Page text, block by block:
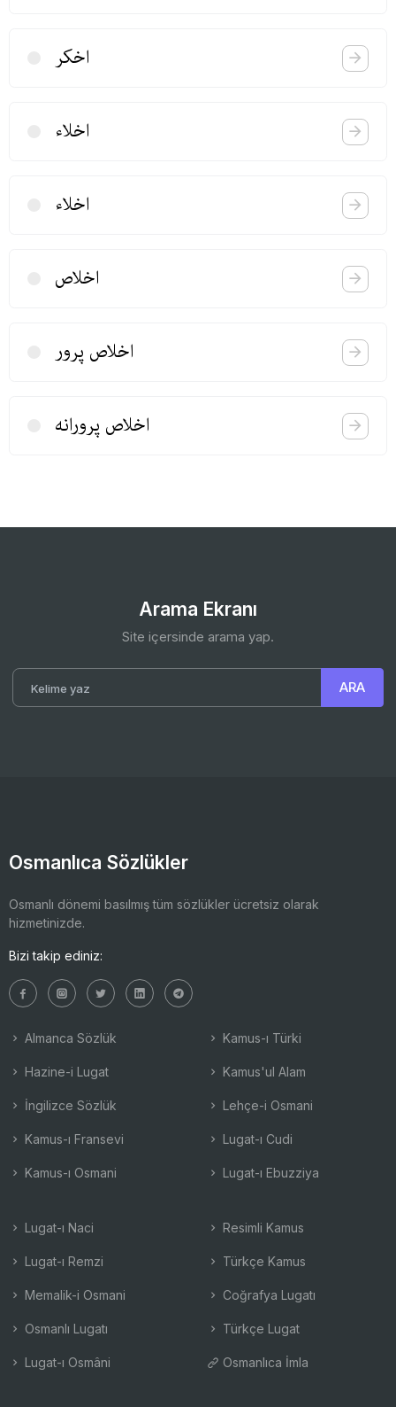
اخكر
اخلاء
اخلاء
اخلاص
اخلاص پرور
اخلاص پرورانه
Arama Ekranı
Site içersinde arama yap.
Osmanlıca Sözlükler
Osmanlı dönemi basılmış tüm sözlükler ücretsiz olarak
hizmetinizde.
Bizi takip ediniz:
Almanca Sözlük
Hazine-i Lugat
İngilizce Sözlük
Kamus-ı Fransevi
Kamus-ı Osmani
Kamus-ı Türki
Kamus'ul Alam
Lehçe-i Osmani
Lugat-ı Cudi
Lugat-ı Ebuzziya
Lugat-ı Naci
Lugat-ı Remzi
Memalik-i Osmani
Osmanlı Lugatı
Lugat-ı Osmâni
Resimli Kamus
Türkçe Kamus
Coğrafya Lugatı
Türkçe Lugat
Osmanlıca İmla